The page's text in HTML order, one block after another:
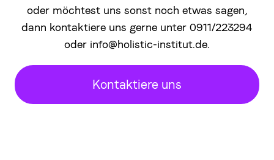
oder möchtest uns sonst noch etwas sagen,
dann kontaktiere uns gerne unter 0911/223294
oder info@holistic-institut.de.
Kontaktiere uns